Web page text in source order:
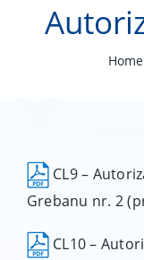
Home
CL9 –
Grebanu nr. 2
CL10 –